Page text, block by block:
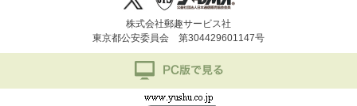
株式会社郵趣サービス社
東京都公安委員会 第304429601147号